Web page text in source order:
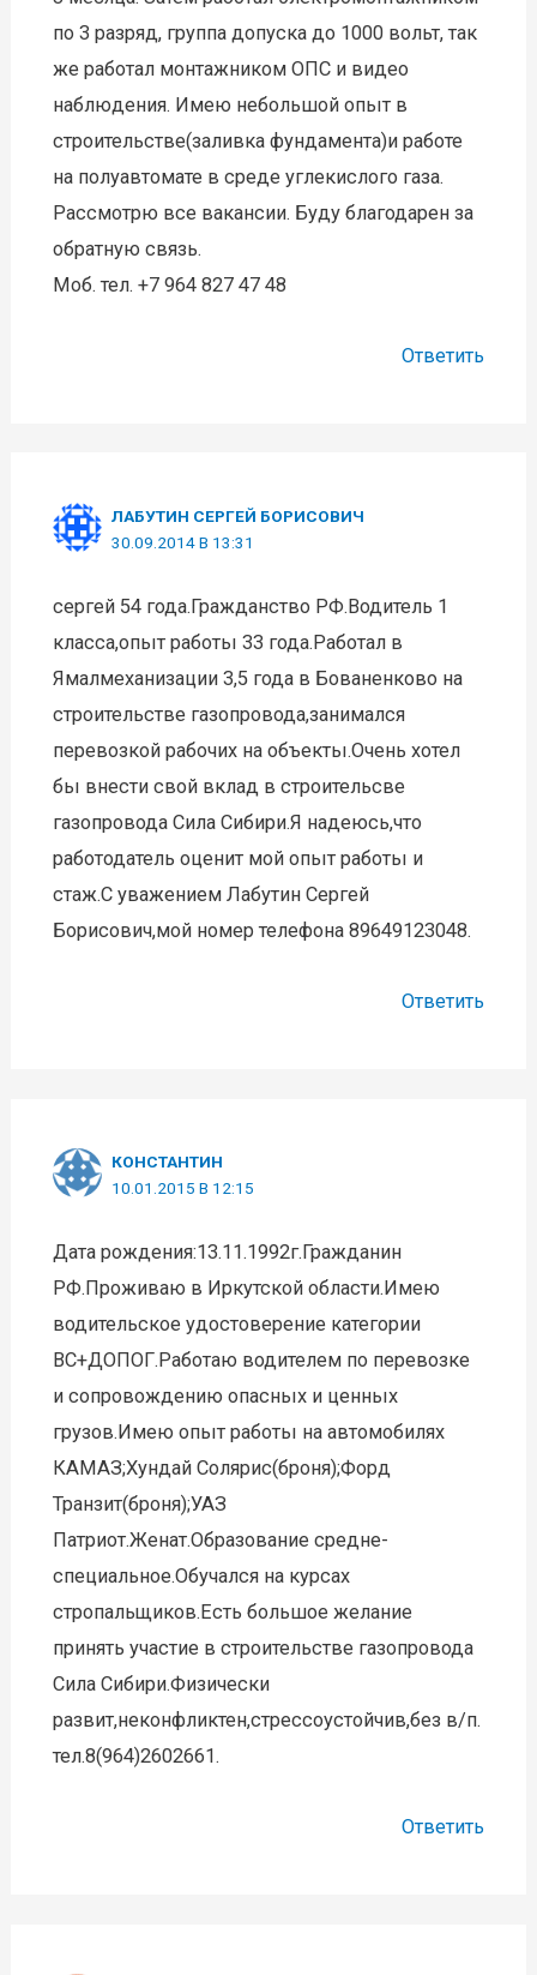
по 3 разряд, группа допуска до 1000 вольт, так
же работал монтажником ОПС и видео
наблюдения. Имею небольшой опыт в
строительстве(заливка фундамента)и работе
на полуавтомате в среде углекислого газа.
Рассмотрю все вакансии. Буду благодарен за
обратную связь.
Моб. тел. +7 964 827 47 48
Ответить
ЛАБУТИН СЕРГЕЙ БОРИСОВИЧ
30.09.2014 В 13:31
сергей 54 года.Гражданство РФ.Водитель 1
класса,опыт работы 33 года.Работал в
Ямалмеханизации 3,5 года в Бованенково на
строительстве газопровода,занимался
перевозкой рабочих на объекты.Очень хотел
бы внести свой вклад в строительсве
газопровода Сила Сибири.Я надеюсь,что
работодатель оценит мой опыт работы и
стаж.С уважением Лабутин Сергей
Борисович,мой номер телефона 89649123048.
Ответить
КОНСТАНТИН
10.01.2015 В 12:15
Дата рождения:13.11.1992г.Гражданин
РФ.Проживаю в Иркутской области.Имею
водительское удостоверение категории
ВС+ДОПОГ.Работаю водителем по перевозке
и сопровождению опасных и ценных
грузов.Имею опыт работы на автомобилях
КАМАЗ;Хундай Солярис(броня);Форд
Транзит(броня);УАЗ
Патриот.Женат.Образование средне-
специальное.Обучался на курсах
стропальщиков.Есть большое желание
принять участие в строительстве газопровода
Сила Сибири.Физически
развит,неконфликтен,стрессоустойчив,без в/п.
тел.8(964)2602661.
Ответить